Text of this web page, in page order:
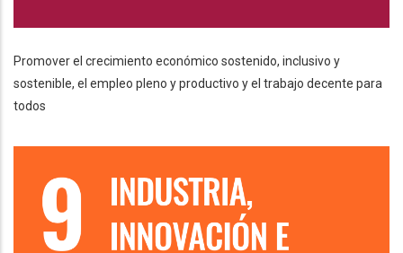
Promover el crecimiento económico sostenido, inclusivo y
sostenible, el empleo pleno y productivo y el trabajo decente para
todos